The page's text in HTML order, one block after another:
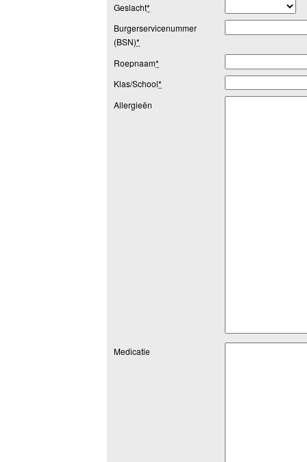
Geslacht*
Burgerservicenummer
(BSN)*
Roepnaam*
Klas/School*
Allergieën
Medicatie